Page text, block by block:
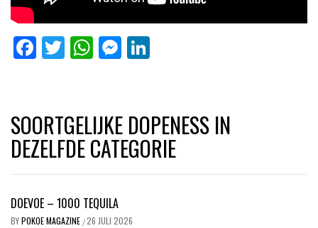
Facebook
Twitter
WhatsApp
Messenger
SOORTGELIJKE DOPENESS IN
DEZELFDE CATEGORIE
DOEVOE – 1000 TEQUILA
BYPOKOE MAGAZINE /26 JULI 2026